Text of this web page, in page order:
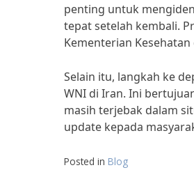
penting untuk
tepat setelah kembali.
Kementerian
Selain itu, langkah ke
WNI di Iran. Ini
masih terjebak dalam
update kepada
Posted in Blog